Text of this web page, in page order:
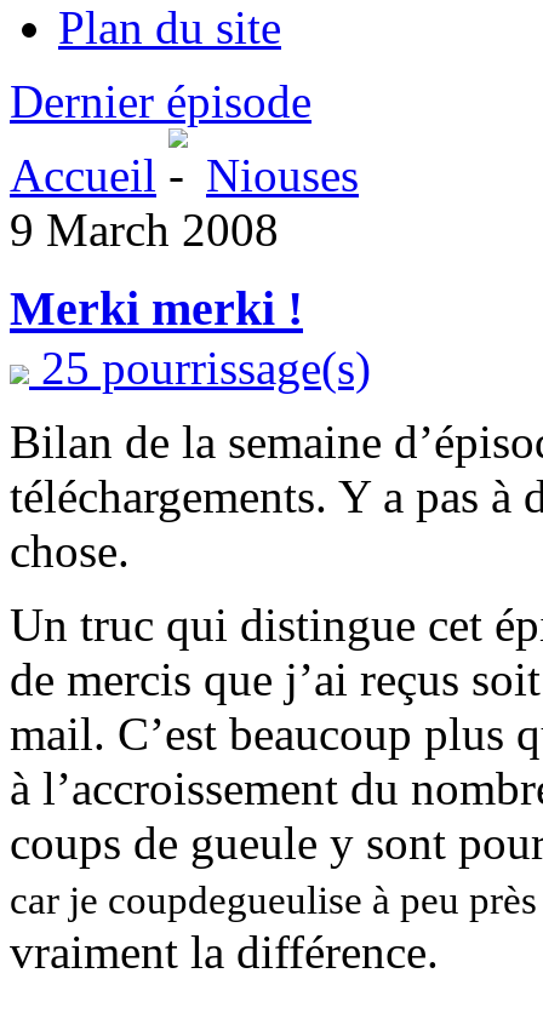
Plan du site
Dernier épisode
Accueil
Niouses
9 March 2008
Merki merki !
25 pourrissage(s)
Bilan de la semaine
téléchargements. Y a pas
chose.
Un truc qui distingue cet
de mercis que j’ai reçus
mail. C’est beaucoup plus
à l’accroissement du
coups de gueule y sont
car je coupdegueulise à peu
vraiment la différence.